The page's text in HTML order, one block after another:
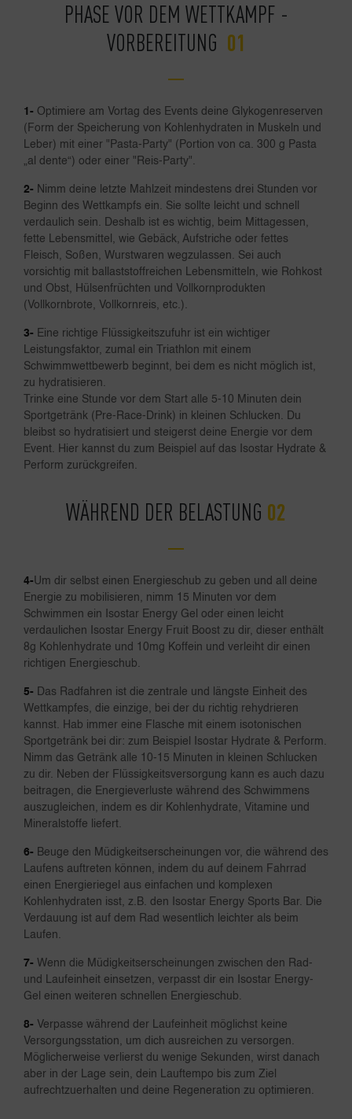
PHASE VOR DEM WETTKAMPF -
VORBEREITUNG
1- Optimiere am Vortag des Events deine Glykogenreserven
(Form der Speicherung von Kohlenhydraten in Muskeln und
Leber) mit einer "Pasta-Party" (Portion von ca. 300 g Pasta
„al dente“) oder einer "Reis-Party".
2- Nimm deine letzte Mahlzeit mindestens drei Stunden vor
Beginn des Wettkampfs ein. Sie sollte leicht und schnell
verdaulich sein. Deshalb ist es wichtig, beim Mittagessen,
fette Lebensmittel, wie Gebäck, Aufstriche oder fettes
Fleisch, Soßen, Wurstwaren wegzulassen. Sei auch
vorsichtig mit ballaststoffreichen Lebensmitteln, wie Rohkost
und Obst, Hülsenfrüchten und Vollkornprodukten
(Vollkornbrote, Vollkornreis, etc.).
3- Eine richtige Flüssigkeitszufuhr ist ein wichtiger
Leistungsfaktor, zumal ein Triathlon mit einem
Schwimmwettbewerb beginnt, bei dem es nicht möglich ist,
zu hydratisieren.
Trinke eine Stunde vor dem Start alle 5-10 Minuten dein
Sportgetränk (Pre-Race-Drink) in kleinen Schlucken. Du
bleibst so hydratisiert und steigerst deine Energie vor dem
Event. Hier kannst du zum Beispiel auf das Isostar Hydrate &
Perform zurückgreifen.
WÄHREND DER BELASTUNG
4-Um dir selbst einen Energieschub zu geben und all deine
Energie zu mobilisieren, nimm 15 Minuten vor dem
Schwimmen ein Isostar Energy Gel oder einen leicht
verdaulichen Isostar Energy Fruit Boost zu dir, dieser enthält
8g Kohlenhydrate und 10mg Koffein und verleiht dir einen
richtigen Energieschub.
5- Das Radfahren ist die zentrale und längste Einheit des
Wettkampfes, die einzige, bei der du richtig rehydrieren
kannst. Hab immer eine Flasche mit einem isotonischen
Sportgetränk bei dir: zum Beispiel Isostar Hydrate & Perform.
Nimm das Getränk alle 10-15 Minuten in kleinen Schlucken
zu dir. Neben der Flüssigkeitsversorgung kann es auch dazu
beitragen, die Energieverluste während des Schwimmens
auszugleichen, indem es dir Kohlenhydrate, Vitamine und
Mineralstoffe liefert.
6- Beuge den Müdigkeitserscheinungen vor, die während des
Laufens auftreten können, indem du auf deinem Fahrrad
einen Energieriegel aus einfachen und komplexen
Kohlenhydraten isst, z.B. den Isostar Energy Sports Bar. Die
Verdauung ist auf dem Rad wesentlich leichter als beim
Laufen.
7- Wenn die Müdigkeitserscheinungen zwischen den Rad-
und Laufeinheit einsetzen, verpasst dir ein Isostar Energy-
Gel einen weiteren schnellen Energieschub.
8- Verpasse während der Laufeinheit möglichst keine
Versorgungsstation, um dich ausreichen zu versorgen.
Möglicherweise verlierst du wenige Sekunden, wirst danach
aber in der Lage sein, dein Lauftempo bis zum Ziel
aufrechtzuerhalten und deine Regeneration zu optimieren.